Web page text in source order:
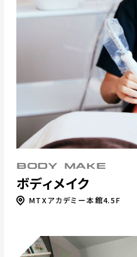
BODY MAKE
ボディメイク
MTXアカデミー本館4.5F